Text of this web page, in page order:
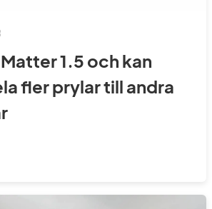
1.5 och kan
fler prylar till andra